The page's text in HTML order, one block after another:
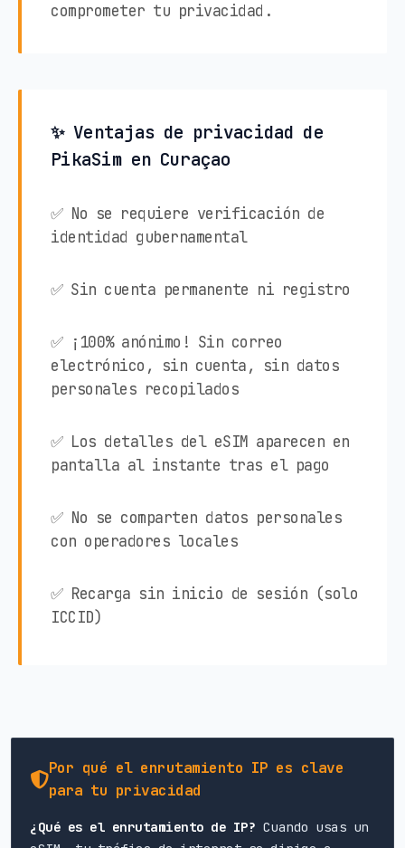
comprometer tu privacidad.
✨ Ventajas de privacidad de
PikaSim en Curaçao
✅ No se requiere verificación de
identidad gubernamental
✅ Sin cuenta permanente ni registro
✅ ¡100% anónimo! Sin correo
electrónico, sin cuenta, sin datos
personales recopilados
✅ Los detalles del eSIM aparecen en
pantalla al instante tras el pago
✅ No se comparten datos personales
con operadores locales
✅ Recarga sin inicio de sesión (solo
ICCID)
Por qué el enrutamiento IP es clave
para tu privacidad
¿Qué es el enrutamiento de IP? Cuando usas un